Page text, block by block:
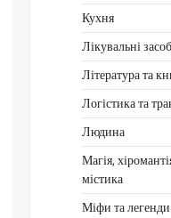
Кухня
Лікувальні
Література та
Логістика та
Людина
Магія,
містика
Міфи та легенди